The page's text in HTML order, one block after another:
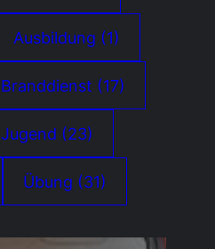
Ausbildung (1)
Branddienst (17)
Jugend (23)
Übung (31)